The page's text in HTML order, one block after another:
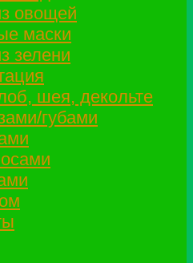
овощей
маски
зелени
шея, декольте
губами